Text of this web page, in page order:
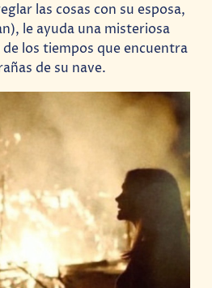
las cosas con su esposa,
le ayuda una misteriosa
los tiempos que encuentra
de su nave.